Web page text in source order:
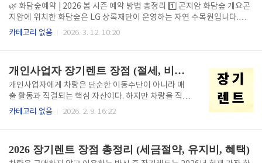
✔ 셔틀버스✔ 방문 꿀팁이 글 하나만 보고 가셔도 됩니
다.📍 2026 구례 300리 벚꽃축제기간 : 2026년 3월 28
일 ~ 3월 30일장소 : 전남 구례군 일대주요 행사장서시
천 체육공원문척면 사성암 일대총 3일간 진행되는 봄
🌿 화담숲예약 | 2026 봄 시즌 예약 방법 총정리 1️⃣ 곤지암 화담숲 개요곤
지암에 위치한 화담숲은 LG 상록재단이 운영하는 자연 수목원입니다.약 5
만 평 규모의 자연 친화적인 공간으로 사계절 내내 아름다운 풍경을 볼 수
현재 화담숲에는 16개의 테마정원과 약 4,000여 종의 국내외 식물이 전시
되어 있어 계절마다 다양한 자연 풍경을 감상할 수 있습니다.단순한 관광
지가 아니라 멸종 위기의 동식물을 복원하고 자연 생태계를 되살리는 연구
와 보전 활동도 함께 이루어지는 공간이라는 점이 특징..
카테고리 없음 2026. 3. 12. 10:20
개인사업자 장기렌트 장점 (절세, 비용처리, 관리)
개인사업자에게 차량은 단순한 이동수단이 아니라 매
출 활동과 직결되는 핵심 자산이다. 하지만 차량을 직접
구매할 경우 세금, 유지비, 관리 부담이 상당하다. 2026
리한 장기렌트 구조장기렌트 차량은 소유권이 렌트사
카테고리 없음 2026. 2. 9. 16:22
2026 장기렌트 장점 총정리 (세금절약, 유지비, 혜택)